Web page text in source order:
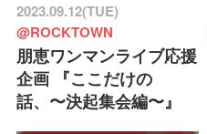
2023.09.12(TUE)
@ROCKTOWN
朋恵ワンマンライブ応援
企画 『ここだけの
話、〜決起集会編〜』